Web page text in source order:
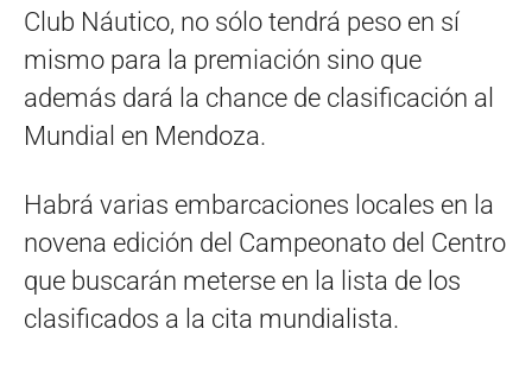
Club Náutico, no sólo tendrá peso en sí
mismo para la premiación sino que
además dará la chance de clasificación al
Mundial en Mendoza.
Habrá varias embarcaciones locales en la
novena edición del Campeonato del Centro
que buscarán meterse en la lista de los
clasificados a la cita mundialista.